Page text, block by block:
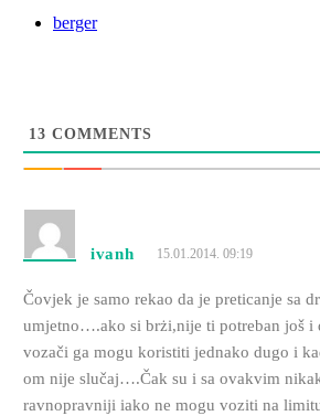
berger
13 COMMENTS
ivanh 15.01.2014. 09:19
Čovjek je samo rekao da je preticanje sa
umjetno….ako si brżi,nije ti potreban još
vozači ga mogu koristiti jednako dugo i
om nije slučaj….Čak su i sa ovakvim
ravnopravniji iako ne mogu voziti na